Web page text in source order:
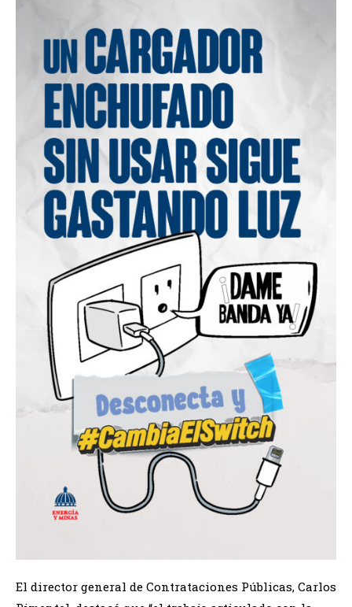
El director general de Contrataciones Públicas, Carlos